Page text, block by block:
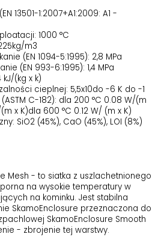
13501-1:2007+A1:2009: A1 -
1000 °C
m3
(EN 1094-5:1995): 2,8 MPa
(EN 993-6:1995): 1,4 MPa
kJ/(kg x k)
cieplnej: 5,5x10do -6 K do -1
C-182): dla 200 °C 0.08 W/(m
x K)dla 600 °C 0.12 W/ (m x K)
SiO2 (45%), CaO (45%), LOI (8%)
Mesh - to siatka z uszlachetnionego
na wysokie temperatury w
na kominku. Jest stabilna
SkamoEnclosure przeznaczona do
SkamoEnclosure Smooth
- zbrojenie tej warstwy.